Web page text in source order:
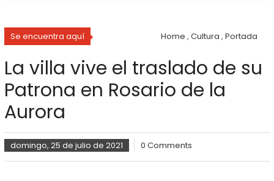
Se encuentra aquí Home ,Cultura ,Portada
La villa vive el traslado de su
Patrona en Rosario de la
Aurora
domingo, 25 de julio de 2021 0 Comments